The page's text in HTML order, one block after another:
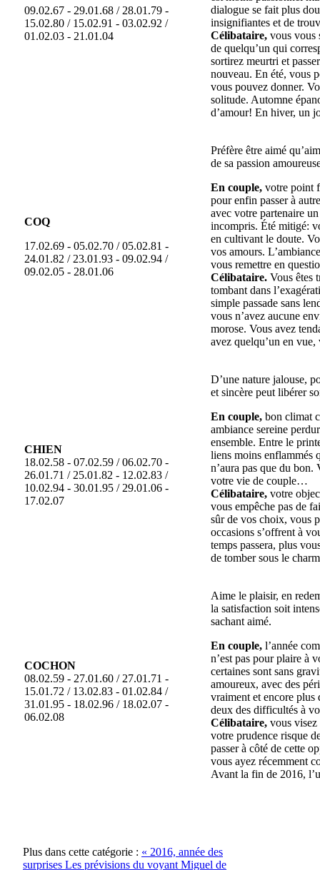
09.02.67 - 29.01.68 / 28.01.79 -
15.02.80 / 15.02.91 - 03.02.92 /
01.02.03 - 21.01.04
dialogue se fait plus
insignifiantes et de
Célibataire, vous vous
de quelqu’un qui
sortirez meurtri et
nouveau. En été, vous
vous pouvez donner.
solitude. Automne
d’amour! En hiver, un
COQ
17.02.69 - 05.02.70 / 05.02.81 -
24.01.82 / 23.01.93 - 09.02.94 /
09.02.05 - 28.01.06
Préfère être aimé
de sa passion
En couple, votre point
pour enfin passer à
avec votre partenaire
incompris. Été mitigé:
en cultivant le doute.
vos amours.
vous remettre en
Célibataire. Vous êtes
tombant dans
simple passade sans
vous n’avez aucune
morose. Vous avez
avez quelqu’un en
CHIEN
18.02.58 - 07.02.59 / 06.02.70 -
26.01.71 / 25.01.82 - 12.02.83 /
10.02.94 - 30.01.95 / 29.01.06 -
17.02.07
D’une nature jalouse,
et sincère peut libérer
En couple, bon climat
ambiance sereine
ensemble. Entre le
liens moins enflammés
n’aura pas que du bon.
votre vie de couple…
Célibataire, votre
vous empêche pas de
sûr de vos choix, vous
occasions s’offrent à
temps passera, plus
de tomber sous le
COCHON
08.02.59 - 27.01.60 / 27.01.71 -
15.01.72 / 13.02.83 - 01.02.84 /
31.01.95 - 18.02.96 / 18.02.07 -
06.02.08
Aime le plaisir, en
la satisfaction soit
sachant aimé.
En couple, l’année
n’est pas pour plaire à
certaines sont sans
amoureux, avec des
vraiment et encore plus
deux des difficultés à
Célibataire, vous visez
votre prudence risque
passer à côté de cette
vous ayez récemment
Avant la fin de 2016,
Plus dans cette catégorie : « 2016, année des
surprises Les prévisions du voyant Miguel de